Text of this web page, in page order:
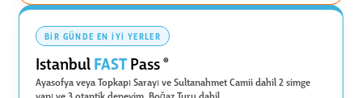
BIR GÜNDE EN İYI YERLER
IstanbulFASTPass ®
Ayasofya veya Topkapı Sarayı ve Sultanahmet Camii dahil 2 simge